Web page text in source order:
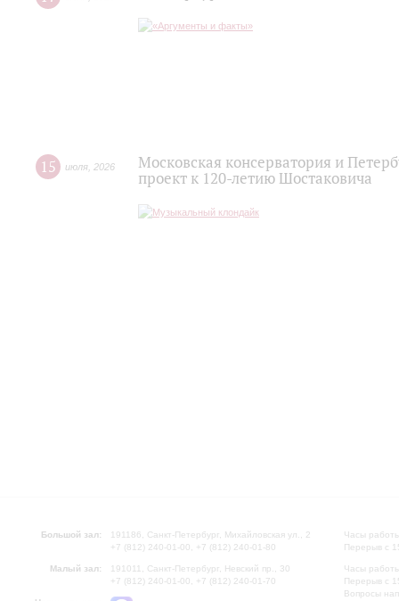
15 июля 2026
Московская консерватория и
проект к 120-летию Шостаковича
Большой зал:
191186, Санкт-Петербург, Михайловская ул., 2
+7 (812) 240-01-00, +7 (812) 240-01-80
Малый зал:
191011, Санкт-Петербург, Невский пр., 30
+7 (812) 240-01-00, +7 (812) 240-01-70
Часы
Перерыв с
Часы
Перерыв с
Вопросы